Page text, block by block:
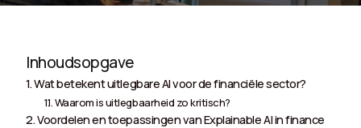
Inhoudsopgave
Wat betekent uitlegbare AI voor de financiële sector?
Waarom is uitlegbaarheid zo kritisch?
Voordelen en toepassingen van Explainable AI in finance